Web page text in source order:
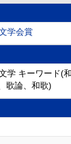
学会賞
学 キーワード(
歌論、和歌)